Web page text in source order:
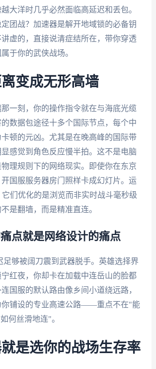
大洋时几乎必然面临高延迟和丢包。
团战？加速器是解开地域锁的必备钥
虚的，直接说清症结所在，带你穿透
于你的武侠战场。
变成无形高墙
一刻，你的操作指令就在与海底光缆
数据包途径十多个国际节点，每个中
顿的元凶。尤其是在晚高峰的国际带
感觉到角色反应慢半拍。这不是电脑
理规则下的网络现实。即使你在东京
国服服务器房门照样卡成幻灯片。运
们优化的是浏览而非实时战斗毫秒级
是翻墙，而是精准直连。
点就是网络设计的痛点
足够被阔刀震到武器脱手。英雄选择界
红夜，你却卡在加载中连岳山的脸都
国服的默认路由像乡间小道绕远路，
你铺设的专业高速公路——重点不在"能
何丝滑地连"。
是选你的战场生存率